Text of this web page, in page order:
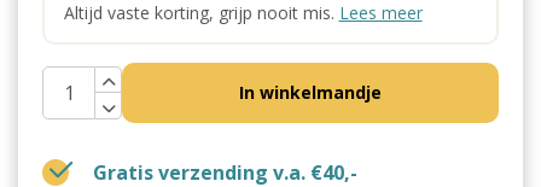
Altijd vaste korting, grijp nooit mis. Lees meer
In winkelmandje
Gratis verzending v.a. €40,-